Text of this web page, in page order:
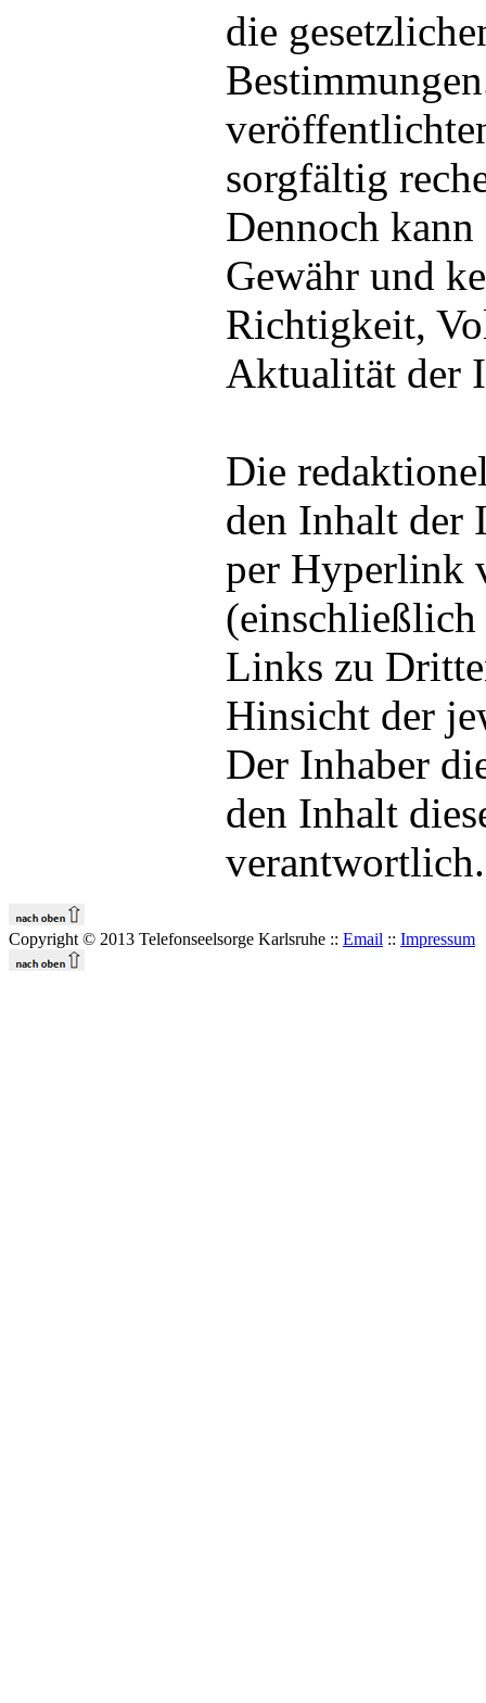
die
sorgfältig
Dennoch
Gewähr und
Richtigkeit,
Aktualität der
Die
den Inhalt der
per Hyperlink
(einschließlich
Links zu
Hinsicht der
Der Inhaber
den Inhalt
verantwortlich.
Copyright © 2013 Telefonseelsorge Karlsruhe :: Email :: Impressum